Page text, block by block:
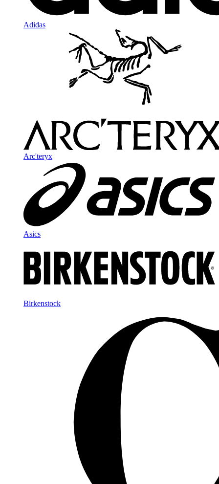
Adidas
Arc'teryx
Asics
Birkenstock